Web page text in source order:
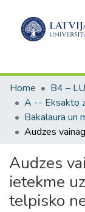
Home
Audzes
ietekme
telpisko